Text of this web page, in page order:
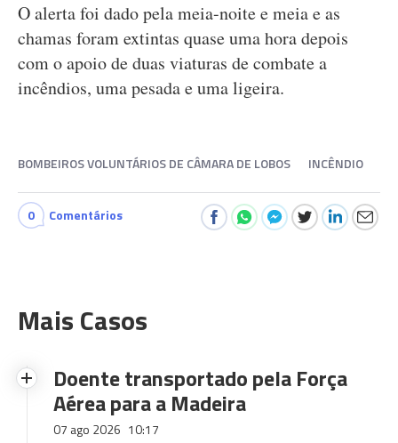
O alerta foi dado pela meia-noite e meia e as
chamas foram extintas quase uma hora depois
com o apoio de duas viaturas de combate a
incêndios, uma pesada e uma ligeira.
BOMBEIROS VOLUNTÁRIOS DE CÂMARA DE LOBOS INCÊNDIO
0 Comentários
Mais Casos
Doente transportado pela Força
Aérea para a Madeira
07 ago 2026 10:17